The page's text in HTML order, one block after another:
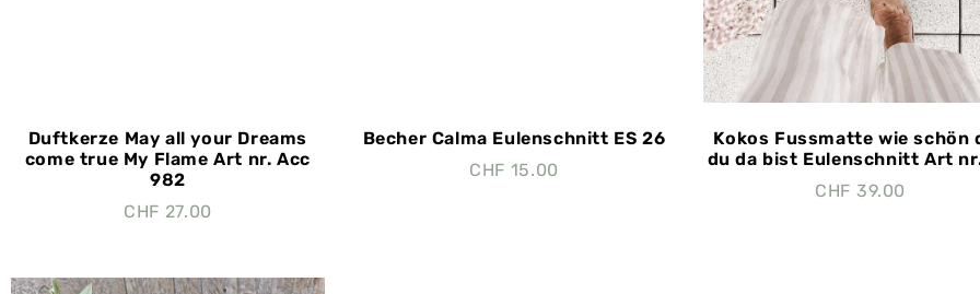
Duftkerze May all your Dreams
come true My Flame Art nr. Acc
982
CHF 27.00
Becher Calma Eulenschnitt ES 26
CHF 15.00
Kokos Fussmatte wie schön
du da bist Eulenschnitt Art
CHF 39.00